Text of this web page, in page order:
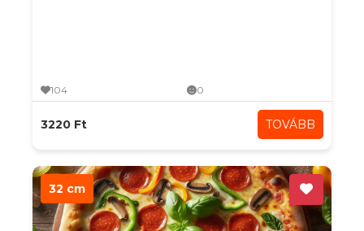
104 0
3220 Ft TOVÁBB
32 cm